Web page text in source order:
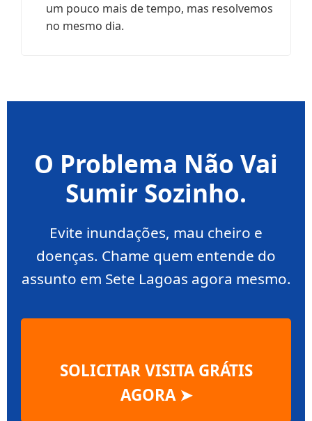
um pouco mais de tempo, mas resolvemos
no mesmo dia.
O Problema Não Vai
Sumir Sozinho.
Evite inundações, mau cheiro e
doenças. Chame quem entende do
assunto em Sete Lagoas agora mesmo.
SOLICITAR VISITA GRÁTIS
AGORA ➤